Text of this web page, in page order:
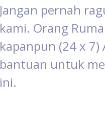
Jangan pernah
kami. Orang
kapanpun (24 x
bantuan untuk
ini.